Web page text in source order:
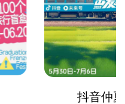
抖音仲